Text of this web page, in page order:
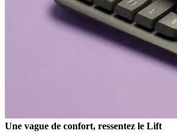
Une vague de confort, ressentez le Lift